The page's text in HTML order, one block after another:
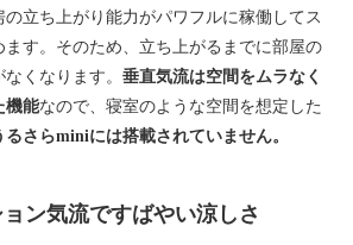
の立ち上がり能力がパワフルに稼働してス
ます。そのため、立ち上がるまでに部屋の
くなります。 垂直気流は空間をムラなく
機能なので、寝室のような空間を想定した
さらminiには搭載されていません。
ン気流ですばやい涼しさ